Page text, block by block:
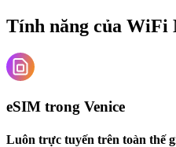
Tính năng của WiFi
eSIM trong Venice
Luôn trực tuyến trên toàn thế